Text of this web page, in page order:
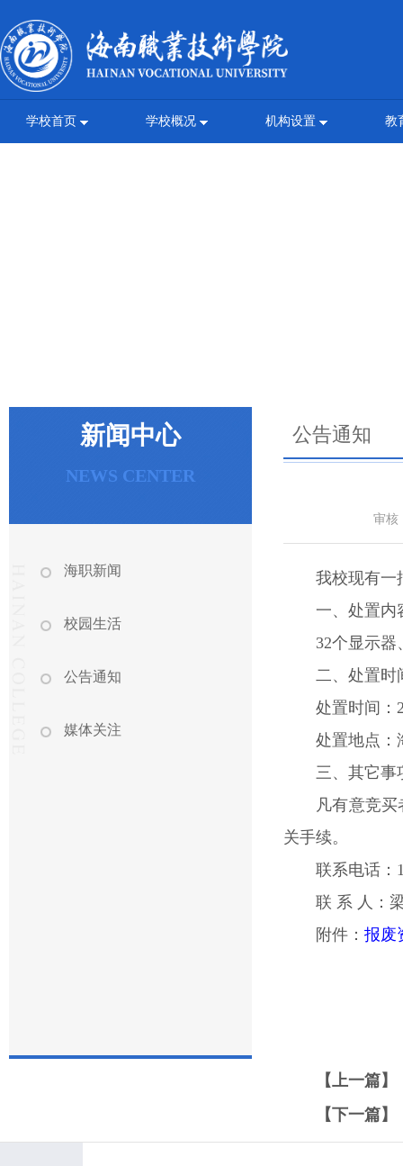
学校首页 学校概况 机构设置 教
新闻中心
NEWS CENTER
海职新闻
校园生活
公告通知
媒体关注
公告通知
审核
我校现有一
一、处置内
32个显示
二、处置时
处置时间：
处置地点：
三、其它事
凡有意竞
关手续。
联系电话：
联 系 人：
附件： 报废
【上一篇】
【下一篇】